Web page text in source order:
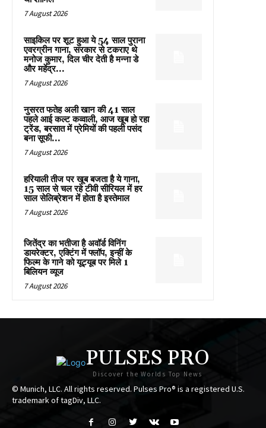
7 August 2026
साइकिल पर शूट हुआ ये 54 साल पुराना
एवरग्रीन गाना, सरकार से टकराए थे
मनोज कुमार, दिल चीर देती है मन्ना डे
और महेंद्र...
7 August 2026
नुसरत फतेह अली खान की 41 साल
पहले आई कल्ट कव्वाली, आज खूब हो रहा
ट्रेंड, बरसात में प्रेमियों की पहली पसंद
बना सूफी...
7 August 2026
हरियाली तीज पर खूब बजता है ये गाना,
15 साल से चल रहे टीवी सीरियल में हर
साल सेलिब्रेशन में होता है इस्तेमाल
7 August 2026
जितेंद्र का भतीजा है अवॉर्ड विनिंग
डायरेक्टर, एक्टिंग में फ्लॉप, इन्हीं के
फिल्म के गाने को यूट्यूब पर मिले 1
बिलियन व्यूज
7 August 2026
PULSES PRO
Discover the Worlds Top News
© Munich, LLC. All rights reserved. Pulses Pro® is a registered U.S.
trademark of tagDiv, LLC.